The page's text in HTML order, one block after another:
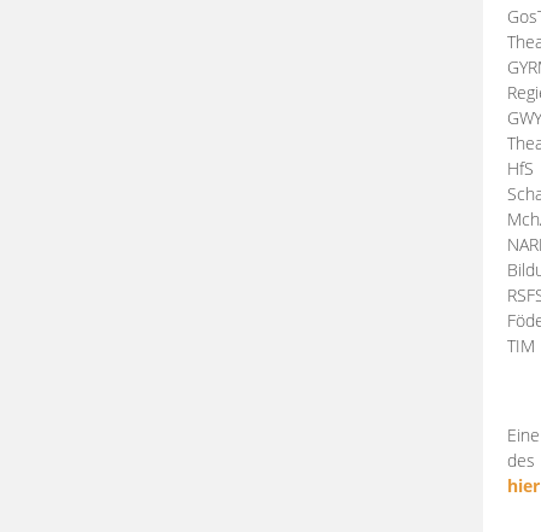
HfS
des
hier